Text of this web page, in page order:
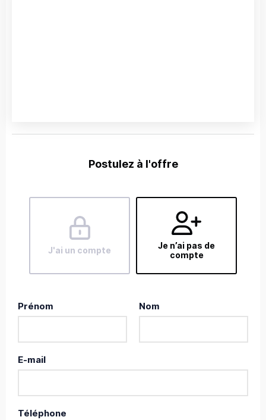
Postulez à l'offre
J'ai un compte
Je n’ai pas de
compte
Prénom Nom
E-mail
Téléphone